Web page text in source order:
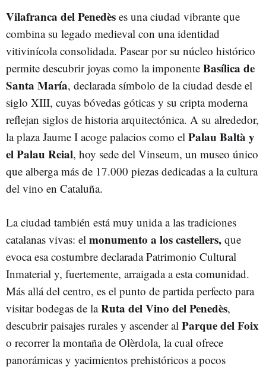
Vilafranca del Penedès es una ciudad vibrante que
combina su legado medieval con una identidad
vitivinícola consolidada. Pasear por su núcleo histórico
permite descubrir joyas como la imponente Basílica de
Santa María, declarada símbolo de la ciudad desde el
siglo XIII, cuyas bóvedas góticas y su cripta moderna
reflejan siglos de historia arquitectónica. A su alrededor,
la plaza Jaume I acoge palacios como el Palau Baltà y
el Palau Reial, hoy sede del Vinseum, un museo único
que alberga más de 17.000 piezas dedicadas a la cultura
del vino en Cataluña.
La ciudad también está muy unida a las tradiciones
catalanas vivas: el monumento a los castellers, que
evoca esa costumbre declarada Patrimonio Cultural
Inmaterial y, fuertemente, arraigada a esta comunidad.
Más allá del centro, es el punto de partida perfecto para
visitar bodegas de laRuta del Vino del Penedès,
descubrir paisajes rurales y ascender al Parque del Foix
o recorrer la montaña de Olèrdola, la cual ofrece
panorámicas y yacimientos prehistóricos a pocos